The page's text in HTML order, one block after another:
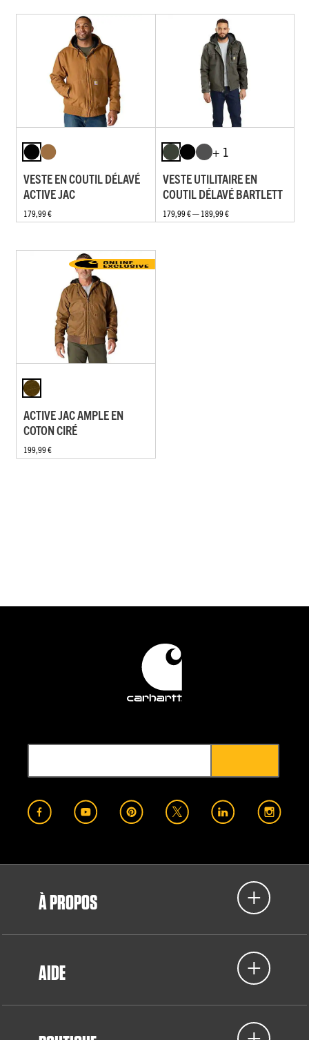
VESTE EN COUTIL DÉLAVÉ
ACTIVE JAC
179,99 €
+ 1
VESTE UTILITAIRE EN
COUTIL DÉLAVÉ BARTLETT
179,99 € — 189,99 €
ACTIVE JAC AMPLE EN
COTON CIRÉ
199,99 €
À PROPOS
AIDE